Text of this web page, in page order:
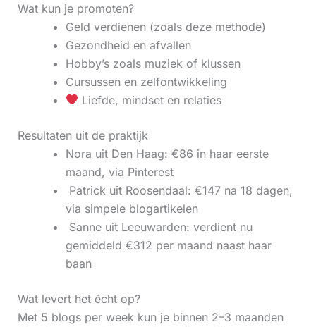
Wat kun je promoten?
Geld verdienen (zoals deze methode)
Gezondheid en afvallen
Hobby’s zoals muziek of klussen
Cursussen en zelfontwikkeling
Liefde, mindset en relaties
Resultaten uit de praktijk
Nora uit Den Haag: €86 in haar eerste
maand, via Pinterest
‍ Patrick uit Roosendaal: €147 na 18 dagen,
via simpele blogartikelen
‍ Sanne uit Leeuwarden: verdient nu
gemiddeld €312 per maand naast haar
baan
Wat levert het écht op?
Met 5 blogs per week kun je binnen 2–3 maanden